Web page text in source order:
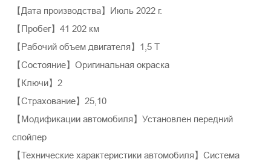
【Дата производства】Июль 2022 г.
【Пробег】41 202 км
【Рабочий объем двигателя】1,5 Т
【Состояние】Оригинальная окраска
【Ключи】2
【Страхование】25,10
【Модификации автомобиля】Установлен передний
спойлер
【Технические характеристики автомобиля】Система